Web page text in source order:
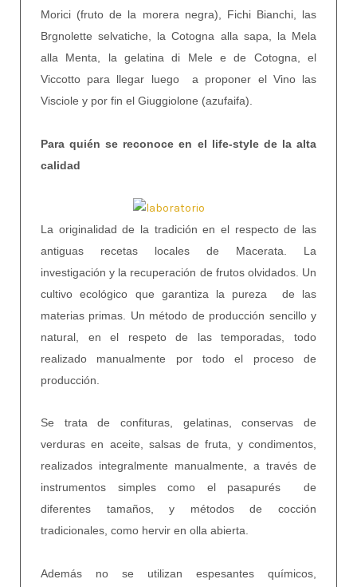
Morici (fruto de la morera negra), Fichi Bianchi, las
Brgnolette selvatiche, la Cotogna alla sapa, la Mela
alla Menta, la gelatina di Mele e de Cotogna, el
Viccotto para llegar luego a proponer el Vino las
Visciole y por fin el Giuggiolone (azufaifa).
Para quién se reconoce en el life-style de la alta
calidad
La originalidad de la tradición en el respecto de las
antiguas recetas locales de Macerata. La
investigación y la recuperación de frutos olvidados. Un
cultivo ecológico que garantiza la pureza de las
materias primas. Un método de producción sencillo y
natural, en el respeto de las temporadas, todo
realizado manualmente por todo el proceso de
producción.
Se trata de confituras, gelatinas, conservas de
verduras en aceite, salsas de fruta, y condimentos,
realizados integralmente manualmente, a través de
instrumentos simples como el pasapurés de
diferentes tamaños, y métodos de cocción
tradicionales, como hervir en olla abierta.
Además no se utilizan espesantes químicos,